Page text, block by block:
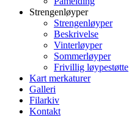
Strengenløyper
Strengenløyper
Beskrivelse
Vinterløyper
Sommerløyper
Frivillig løypestøtte
Kart merkaturer
Galleri
Filarkiv
Kontakt